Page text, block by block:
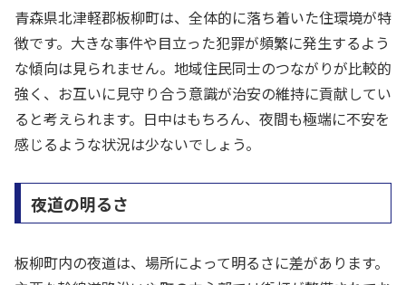
青森県北津軽郡板柳町は、全体的に落ち着いた住環境が特
徴です。大きな事件や目立った犯罪が頻繁に発生するよう
な傾向は見られません。地域住民同士のつながりが比較的
強く、お互いに見守り合う意識が治安の維持に貢献してい
ると考えられます。日中はもちろん、夜間も極端に不安を
感じるような状況は少ないでしょう。
夜道の明るさ
板柳町内の夜道は、場所によって明るさに差があります。